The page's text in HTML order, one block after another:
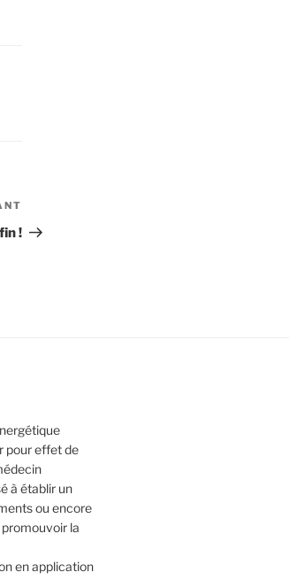
suivant
!
pour effet de
à établir un
ou encore
la
en application